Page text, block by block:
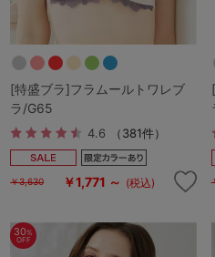
サイズからブラを探す
A60 A65
B65
C65 C70 C75
D65 D70 D75
E65 E70 E75
すべてのサイ
[特盛ブラ]フラムールトワレブ
ラ/G65
4.6 （381件）
￥3,630 ￥1,771 ～ (税込)
30%
OFF